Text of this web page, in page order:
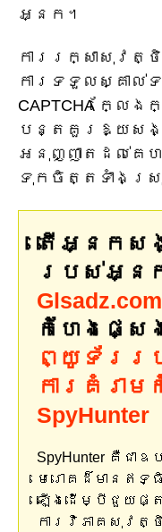
អ្នក។
ការរក្សាសុវត្
ការទទួលស្គាល់
CAPTCHA ក្លែ
បន្តគួរឱ្យសង្
អនុញ្ញាតដល់គ
ទុកចិត្តទាំងស្
តើអ្នកស
របស់អ្នក
Glsadz.com
កំហែងផ្សេ
ព្យូទ័ររ
ការគំរាម
SpyHunter
SpyHunter គឺជ
មេរោគដ៏មានឥ
ឡើងដើម្បីជួយផ្
ការវិភាគសុវ